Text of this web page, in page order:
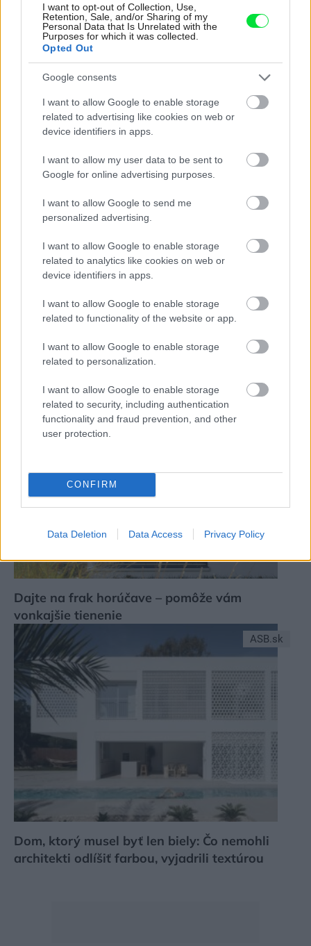
I want to opt-out of Collection, Use,
Retention, Sale, and/or Sharing of my
Personal Data that Is Unrelated with the
Purposes for which it was collected.
Opted Out
Google consents
I want to allow Google to enable storage
related to advertising like cookies on web or
device identifiers in apps.
I want to allow my user data to be sent to
Google for online advertising purposes.
I want to allow Google to send me
personalized advertising.
I want to allow Google to enable storage
related to analytics like cookies on web or
device identifiers in apps.
I want to allow Google to enable storage
related to functionality of the website or app.
I want to allow Google to enable storage
related to personalization.
I want to allow Google to enable storage
related to security, including authentication
functionality and fraud prevention, and other
user protection.
CONFIRM
Data Deletion Data Access Privacy Policy
začiatočníkov
Dom s vlastnou vyhliadkovou vežou
Dajte na frak horúčave – pomôže vám
vonkajšie tienenie
ASB.sk
Dom, ktorý musel byť len biely: Čo nemohli
architekti odlíšiť farbou, vyjadrili textúrou